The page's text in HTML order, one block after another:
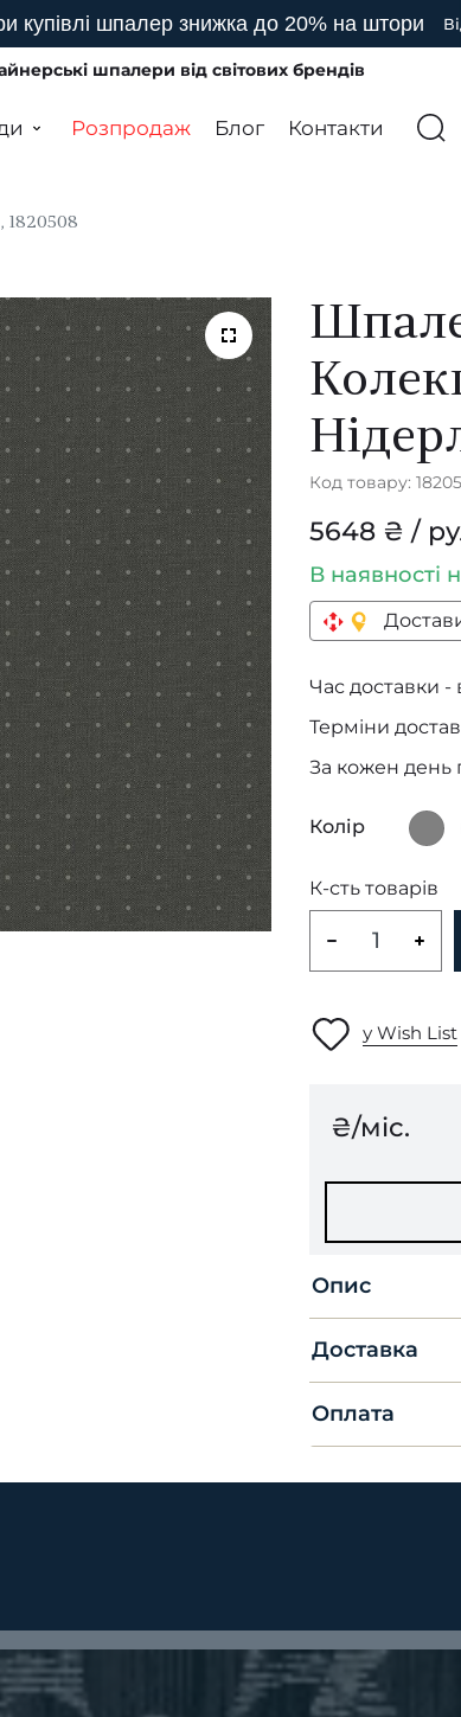
купівлі шпалер знижка до 20% на штори
шпалери від світових брендів
Розпродаж Блог Контакти
, 1820508
Код товару:
5648 ₴ /
В наявності
Час доставки -
Терміни
За кожен день
Колір
К-сть товарів
у Wish List
₴/міс.
Опис
Доставка
Оплата